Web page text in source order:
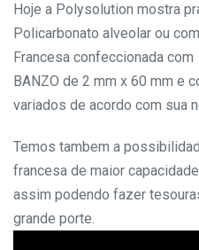
Hoje a Polysolution mostra
Policarbonato alveolar ou
Francesa confeccionada
BANZO de 2 mm x 60 mm e
variados de acordo com sua
Temos tambem a
francesa de maior
assim podendo fazer
grande porte.